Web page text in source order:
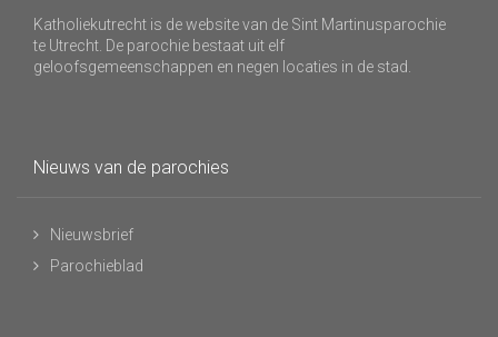
Katholiekutrecht is de website van de Sint Martinusparochie
te Utrecht. De parochie bestaat uit elf
geloofsgemeenschappen en negen locaties in de stad.
Nieuws van de parochies
Nieuwsbrief
Parochieblad